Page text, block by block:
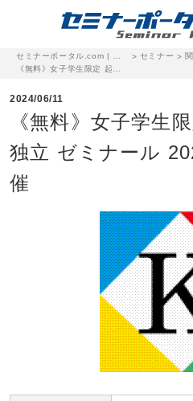
> セミナー >
2024/06/11
《無料》女子学生
独立 ゼミナール
催